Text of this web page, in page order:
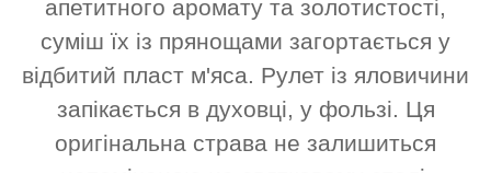
апетитного аромату та золотистості,
суміш їх із прянощами загортається у
відбитий пласт м'яса. Рулет із яловичини
запікається в духовці, у фользі. Ця
оригінальна страва не залишиться